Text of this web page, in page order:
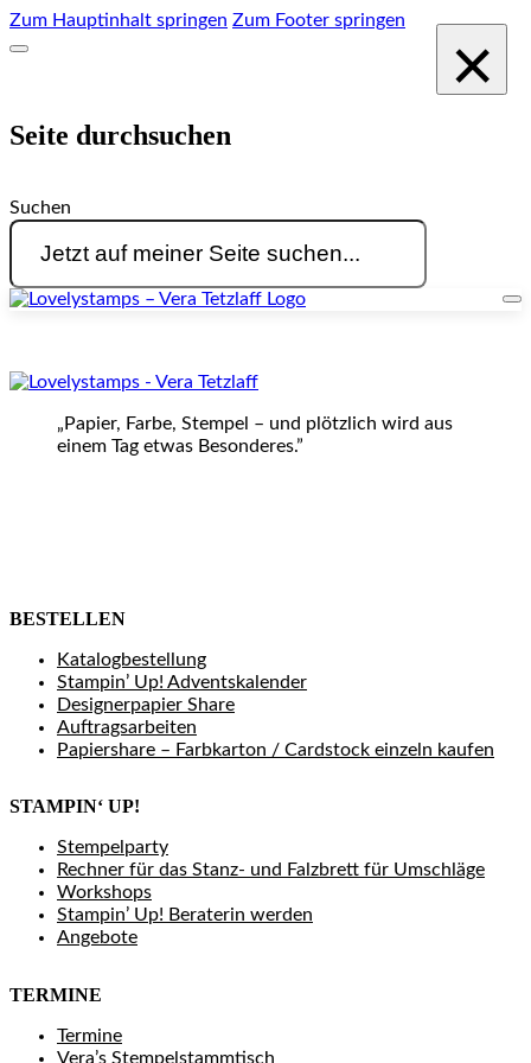
Zum Hauptinhalt springen Zum Footer springen
Seite durchsuchen
Suchen
×
„Papier, Farbe, Stempel – und plötzlich wird aus
einem Tag etwas Besonderes.”
BESTELLEN
Katalogbestellung
Stampin’ Up! Adventskalender
Designerpapier Share
Auftragsarbeiten
Papiershare – Farbkarton / Cardstock einzeln kaufen
STAMPIN‘ UP!
Stempelparty
Rechner für das Stanz- und Falzbrett für Umschläge
Workshops
Stampin’ Up! Beraterin werden
Angebote
TERMINE
Termine
Vera’s Stempelstammtisch